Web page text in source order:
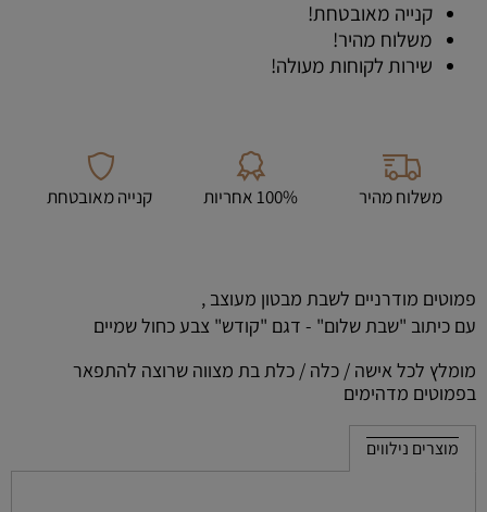
קנייה מאובטחת!
משלוח מהיר!
שירות לקוחות מעולה!
משלוח מהיר 100% אחריות קנייה מאובטחת
פמוטים מודרניים לשבת מבטון מעוצב ,
עם כיתוב "שבת שלום" - דגם "קודש" צבע כחול שמיים
מומלץ לכל אישה / כלה / כלת בת מצווה שרוצה להתפאר
בפמוטים מדהימים
מוצרים נילווים